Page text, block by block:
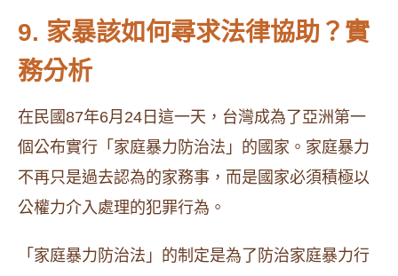
9. 家暴該如何尋求法律協助？實
務分析
在民國87年6月24日這一天，台灣成為了亞洲第一
個公布實行「家庭暴力防治法」的國家。家庭暴力
不再只是過去認為的家務事，而是國家必須積極以
公權力介入處理的犯罪行為。
「家庭暴力防治法」的制定是為了防治家庭暴力行